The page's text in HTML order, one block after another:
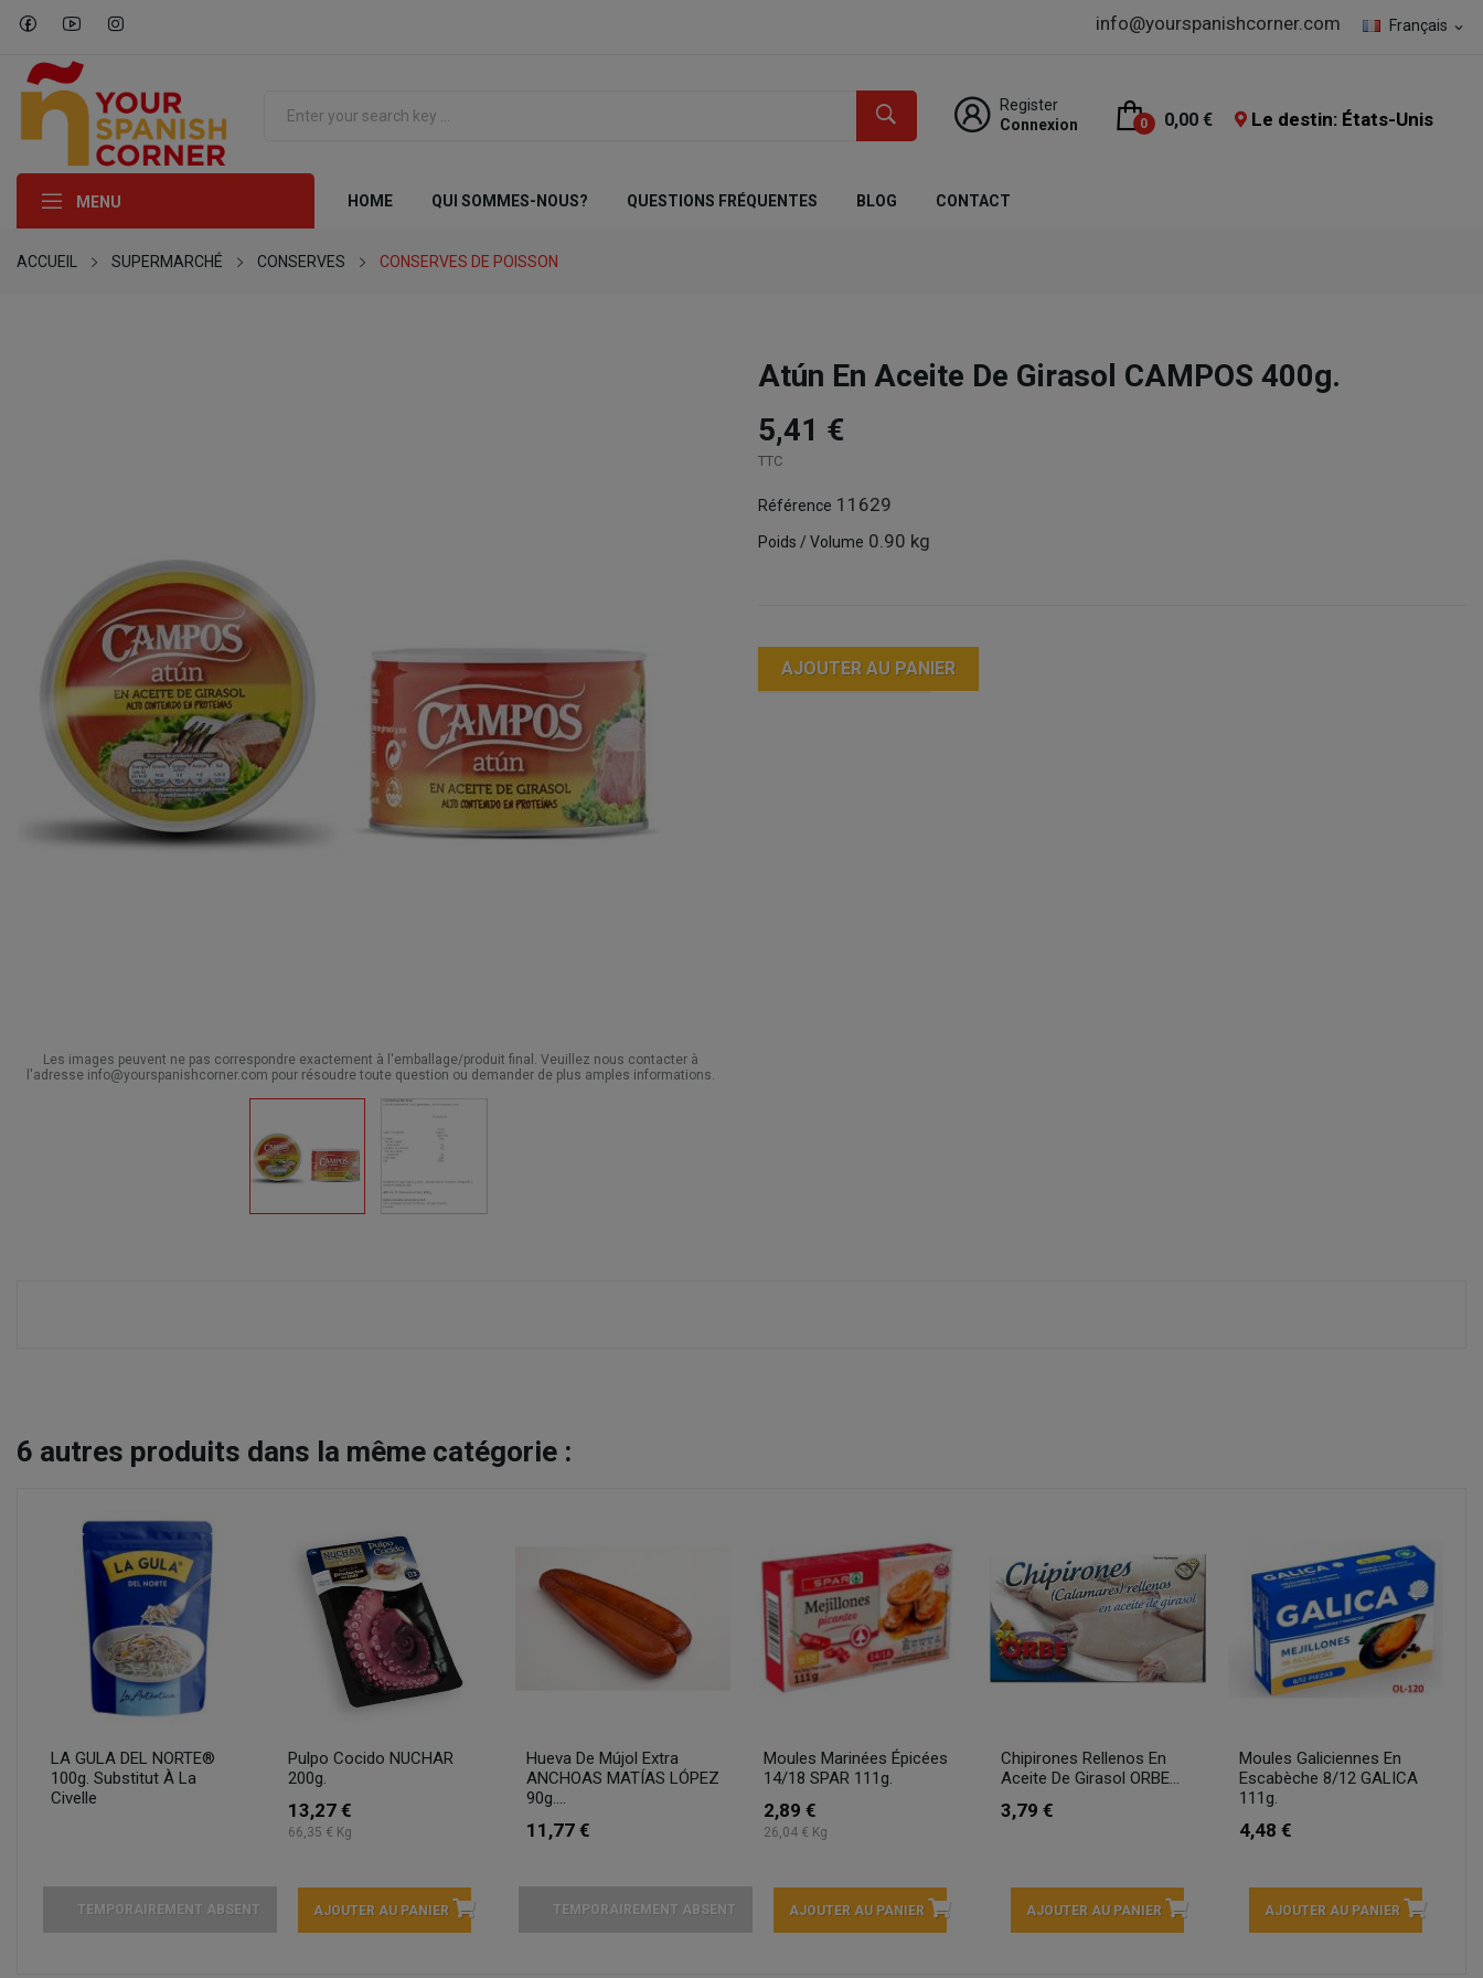
Français expand_more
info@yourspanishcorner.com
Register
Connexion
0 0,00 € Le destin: États-Unis
MENU HOME QUI SOMMES-NOUS? QUESTIONS FRÉQUENTES BLOG CONTACT
ACCUEIL SUPERMARCHÉ CONSERVES CONSERVES DE POISSON
Les images peuvent ne pas correspondre exactement à l'emballage/produit final. Veuillez nous contacter à
l'adresse info@yourspanishcorner.com pour résoudre toute question ou demander de plus amples informations.
Atún En Aceite De Girasol CAMPOS 400g.
5,41 €
TTC
Référence 11629
Poids / Volume 0.90 kg
AJOUTER AU PANIER
6 autres produits dans la même catégorie :
LA GULA DEL NORTE®
100g. Substitut À La
Civelle
TEMPORAIREMENT ABSENT
Pulpo Cocido NUCHAR
200g.
13,27 €
66,35 € Kg
AJOUTER AU PANIER
Hueva De Mújol Extra
ANCHOAS MATÍAS LÓPEZ
90g....
11,77 €
TEMPORAIREMENT ABSENT
Moules Marinées Épicées
14/18 SPAR 111g.
2,89 €
26,04 € Kg
AJOUTER AU PANIER
Chipirones Rellenos En
Aceite De Girasol ORBE...
3,79 €
AJOUTER AU PANIER
Moules Galiciennes En
Escabèche 8/12 GALICA
111g.
4,48 €
AJOUTER AU PANIER